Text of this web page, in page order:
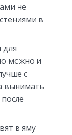
не
в
для
можно и
с
вынимать
в яму